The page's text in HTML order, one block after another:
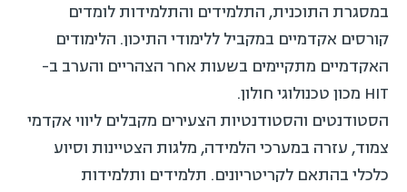
במסגרת התוכנית, התלמידים והתלמידות לומדים
קורסים אקדמיים במקביל ללימודי התיכון. הלימודים
האקדמיים מתקיימים בשעות אחר הצהריים והערב ב-
HIT מכון טכנולוגי חולון.
הסטודנטים והסטודנטיות הצעירים מקבלים ליווי אקדמי
צמוד, עזרה במערכי הלמידה, מלגות הצטיינות וסיוע
כלכלי בהתאם לקריטריונים. תלמידים ותלמידות